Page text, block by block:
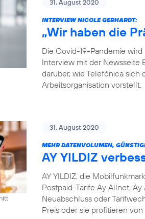
31. August 2020
INTERVIEW NICOLE GERHARDT:
„Wir haben die
Die Covid-19-Pandemie
Interview mit der Newsseite
darüber, wie Telefónica sich
Arbeitsorganisation vorstellt.
31. August 2020
MEHR DATENVOLUMEN,
AY YILDIZ
AY YILDIZ, die
Postpaid-Tarife Ay Allnet,
Neuabschluss oder
Preis oder sie profitieren